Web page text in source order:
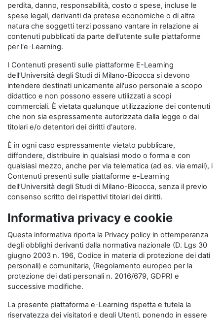
perdita, danno, responsabilità, costo o spese, incluse le
spese legali, derivanti da pretese economiche o di altra
natura che soggetti terzi possano vantare in relazione ai
contenuti pubblicati da parte dell’utente sulle piattaforme
per l'e-Learning.
I Contenuti presenti sulle piattaforme E-Learning
dell’Università degli Studi di Milano-Bicocca si devono
intendere destinati unicamente all'uso personale a scopo
didattico e non possono essere utilizzati a scopi
commerciali. È vietata qualunque utilizzazione dei contenuti
che non sia espressamente autorizzata dalla legge o dai
titolari e/o detentori dei diritti d'autore.
È in ogni caso espressamente vietato pubblicare,
diffondere, distribuire in qualsiasi modo o forma e con
qualsiasi mezzo, anche per via telematica (ad es. via email), i
Contenuti presenti sulle piattaforme e-Learning
dell’Università degli Studi di Milano-Bicocca, senza il previo
consenso scritto dei rispettivi titolari dei diritti.
Informativa privacy e cookie
Questa informativa riporta la Privacy policy in ottemperanza
degli obblighi derivanti dalla normativa nazionale (D. Lgs 30
giugno 2003 n. 196, Codice in materia di protezione dei dati
personali) e comunitaria, (Regolamento europeo per la
protezione dei dati personali n. 2016/679, GDPR) e
successive modifiche.
La presente piattaforma e-Learning rispetta e tutela la
riservatezza dei visitatori e degli Utenti, ponendo in essere